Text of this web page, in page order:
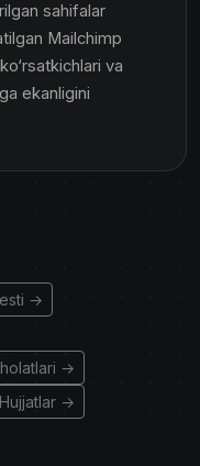
sahifalar
Mailchimp
va
ekanligini
→
→
Hujjatlar →